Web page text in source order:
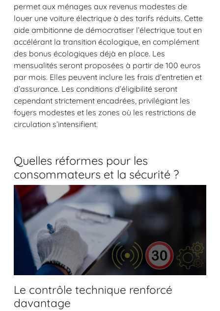
permet aux ménages aux revenus modestes de
louer une voiture électrique à des tarifs réduits. Cette
aide ambitionne de démocratiser l’électrique tout en
accélérant la transition écologique, en complément
des bonus écologiques déjà en place. Les
mensualités seront proposées à partir de 100 euros
par mois. Elles peuvent inclure les frais d’entretien et
d’assurance. Les conditions d’éligibilité seront
cependant strictement encadrées, privilégiant les
foyers modestes et les zones où les restrictions de
circulation s’intensifient.
Quelles réformes pour les
consommateurs et la sécurité ?
Le contrôle technique renforcé
davantage